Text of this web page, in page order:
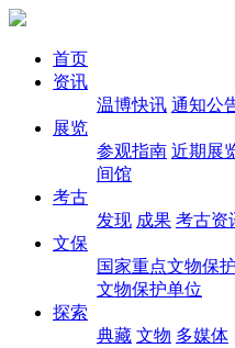
首页
资讯
温博快讯 通知公
展览
参观指南 近期展
间馆
考古
发现 成果 考古资
文保
国家重点文物保
文物保护单位
探索
典藏 文物 多媒体